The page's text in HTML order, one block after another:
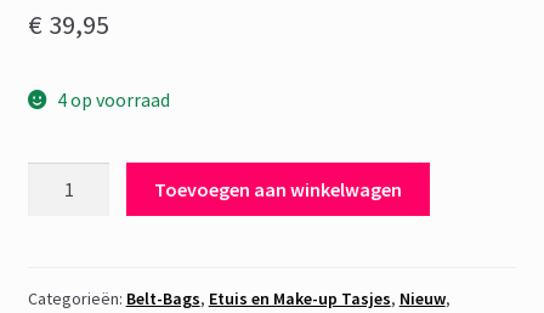
€ 39,95
4 op voorraad
print
Toevoegen aan winkelwagen
Categorieën: Belt-Bags, Etuis en Make-up Tasjes, Nieuw,